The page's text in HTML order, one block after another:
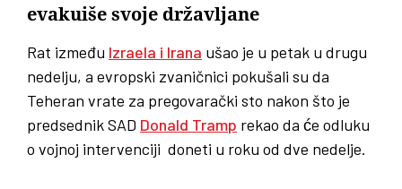
evakuiše svoje državljane
Rat između Izraela i Irana ušao je u petak u drugu
nedelju, a evropski zvaničnici pokušali su da
Teheran vrate za pregovarački sto nakon što je
predsednik SAD Donald Tramp rekao da će odluku
o vojnoj intervenciji doneti u roku od dve nedelje.